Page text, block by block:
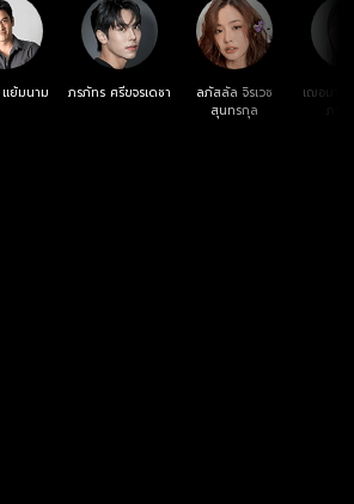
ย้มนาม ภรภัทร ศรีขจรเดชา
ลภัสลัล จิรเวช
สุนทรกุล
เฌอมาวี